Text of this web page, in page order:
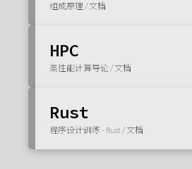
组成原理 / 文档
HPC
高性能计算导论 / 文档
Rust
程序设计训练 - Rust / 文档